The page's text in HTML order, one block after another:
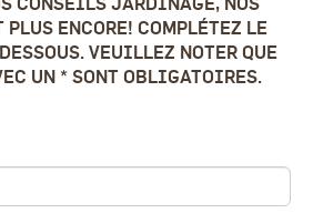
PLUS ENCORE! COMPLÉTEZ LE
VEUILLEZ NOTER QUE
UN * SONT OBLIGATOIRES.